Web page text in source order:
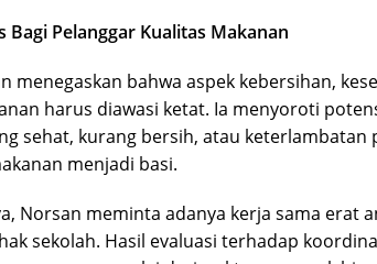
Bagi Pelanggar Kualitas Makanan
menegaskan bahwa aspek kebersihan,
harus diawasi ketat. Ia menyoroti
sehat, kurang bersih, atau keterlambatan
menjadi basi.
Norsan meminta adanya kerja sama erat
sekolah. Hasil evaluasi terhadap